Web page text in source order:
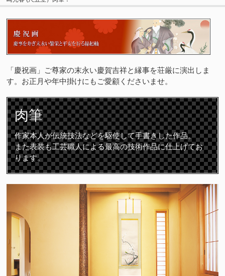
「慶祝画」ご尊家の末永い慶賀吉祥と縁事を荘厳に演出しま
す。お正月や年中掛けにもご愛顧くださいませ。
肉筆
作家本人が伝統技法などを駆使して手書きした作品。
また表装も工芸職人による最高の技術作品に仕上げてお
ります。